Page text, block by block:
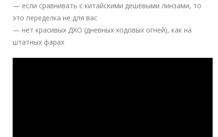
— если сравнивать с китайскими дешёвыми линзами, то
это переделка не для вас
— нет красивых ДХО (дневных ходовых огней), как на
штатных фарах